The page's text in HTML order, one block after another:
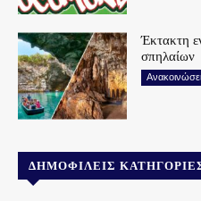
Έκτακτη
σπηλαίων
ΔΗΜΟΦΙΛΕΊΣ